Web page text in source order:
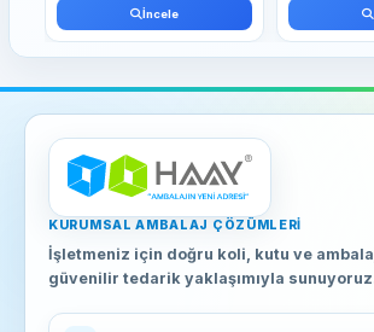
İncele
KURUMSAL AMBALAJ ÇÖZÜMLERI
İşletmeniz için doğru koli, kutu ve
güvenilir tedarik yaklaşımıyla